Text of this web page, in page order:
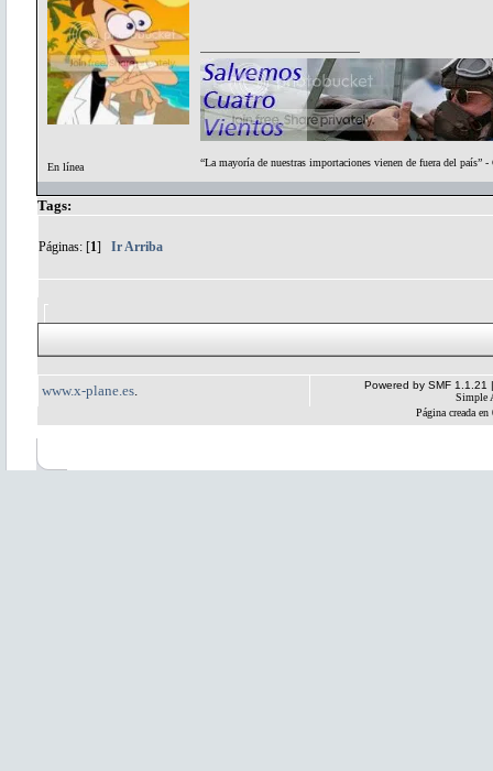
En línea “La mayoría de nuestras importaciones vienen de fuera del país” -
Tags:
Páginas: [1] Ir Arriba
www.x-plane.es Powered by SMF 1.1.21
Simple
Página creada